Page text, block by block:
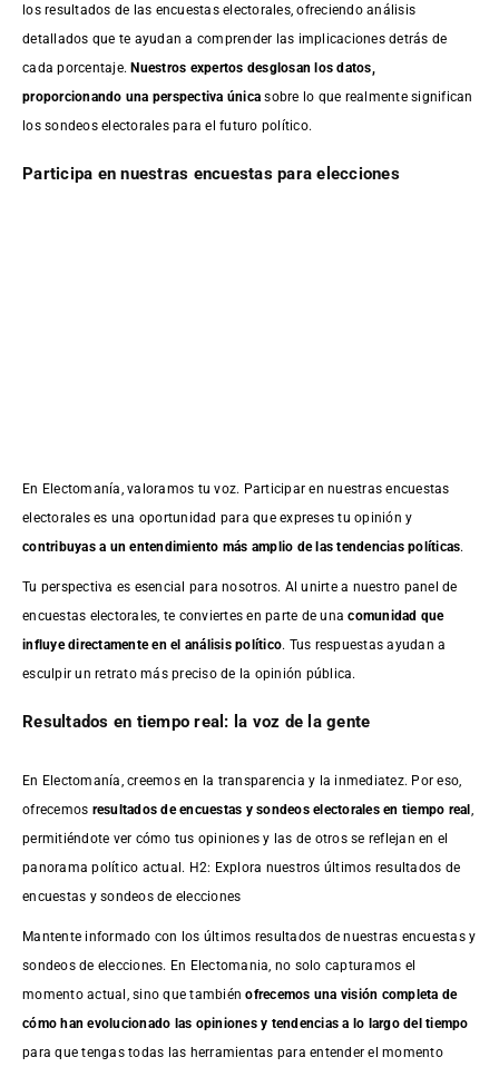
los resultados de las encuestas electorales, ofreciendo análisis
detallados que te ayudan a comprender las implicaciones detrás de
cada porcentaje.Nuestros expertos desglosan los datos,
proporcionando una perspectiva única sobre lo que realmente significan
los sondeos electorales para el futuro político.
Participa en nuestras encuestas para elecciones
En Electomanía, valoramos tu voz. Participar en nuestras encuestas
electorales es una oportunidad para que expreses tu opinión y
contribuyas a un entendimiento más amplio de las tendencias políticas.
Tu perspectiva es esencial para nosotros. Al unirte a nuestro panel de
encuestas electorales, te conviertes en parte de unacomunidad que
influye directamente en el análisis político. Tus respuestas ayudan a
esculpir un retrato más preciso de la opinión pública.
Resultados en tiempo real: la voz de la gente
En Electomanía, creemos en la transparencia y la inmediatez. Por eso,
ofrecemos resultados deencuestas y sondeos electorales en tiempo real
permitiéndote ver cómo tus opiniones y las de otros se reflejan en el
panorama político actual. H2: Explora nuestros últimos resultados de
encuestas y sondeos de elecciones
Mantente informado con los últimos resultados de nuestras encuestasy
sondeos de elecciones. En Electomania, no solo capturamos el
momento actual, sino que tambiénofrecemos una visión completa de
cómo han evolucionado las opiniones y tendencias a lo largo del tiempo
para que tengas todas las herramientas para entender el momento